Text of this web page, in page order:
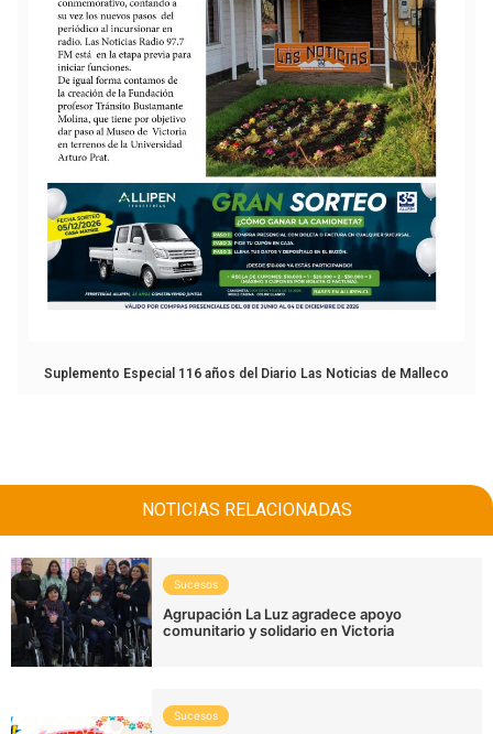
Suplemento Especial 116 años del Diario Las Noticias de Malleco
NOTICIAS RELACIONADAS
Sucesos
Agrupación La Luz agradece apoyo
comunitario y solidario en Victoria
Sucesos